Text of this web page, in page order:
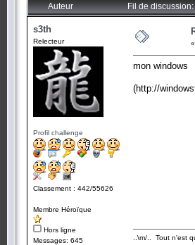
Auteur Fil de
s3th
Relecteur
Profil challenge
Classement : 442/55626
Membre Héroïque
Hors ligne
Messages: 645
«
mon windows
(http://
..\m/.. Tout n'est